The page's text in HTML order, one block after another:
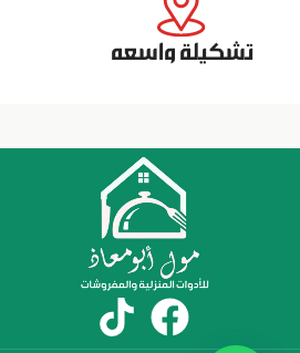
تشكيلة واسعه